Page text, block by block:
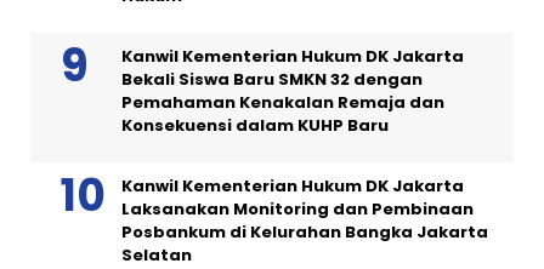
Kanwil Kementerian Hukum DK Jakarta
Bekali Siswa Baru SMKN 32 dengan
Pemahaman Kenakalan Remaja dan
Konsekuensi dalam KUHP Baru
Kanwil Kementerian Hukum DK Jakarta
Laksanakan Monitoring dan Pembinaan
Posbankum di Kelurahan Bangka Jakarta
Selatan